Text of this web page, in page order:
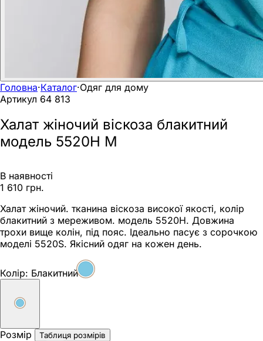
Головна·Каталог·Одяг для дому
Артикул 64 813
Халат жіночий віскоза блакитний
модель 5520Н M
В наявності
1 610 грн.
Халат жіночий. тканина віскоза високої якості, колір
блакитний з мереживом. модель 5520Н. Довжина
трохи вище колін, під пояс. Ідеально пасує з сорочкою
моделі 5520S. Якісний одяг на кожен день.
Колір: Блакитний
Розмір
Таблиця розмірів